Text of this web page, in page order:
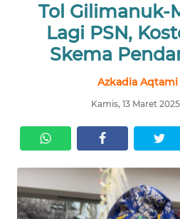
Tol Gilimanuk-
Lagi PSN,
Skema
Azkadia
Kamis, 13 Maret
UTAMA
NUSANTARA
SERBA-
SERBI
OPINI